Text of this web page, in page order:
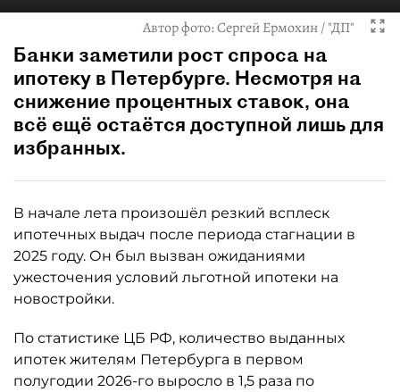
Автор фото:Сергей Ермохин / "ДП"
Банки заметили рост спроса на
ипотеку в Петербурге. Несмотря на
снижение процентных ставок, она
всё ещё остаётся доступной лишь для
избранных.
В начале лета произошёл резкий всплеск
ипотечных выдач после периода стагнации в
2025 году. Он был вызван ожиданиями
ужесточения условий льготной ипотеки на
новостройки.
По статистике ЦБ РФ, количество выданных
ипотек жителям Петербурга в первом
полугодии 2026-го выросло в 1,5 раза по